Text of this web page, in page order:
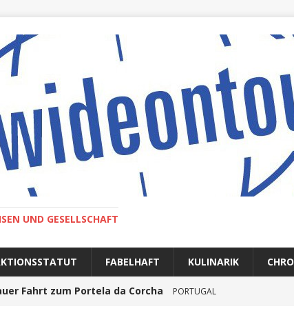
UND GESELLSCHAFT
FABELHAFT KULINARIK
Fahrt zum Portela da Corcha PORTUGAL